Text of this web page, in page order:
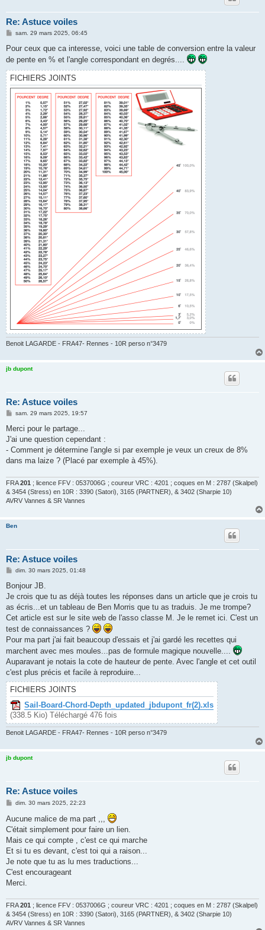
Re: Astuce voiles
M
s
a
e
sam. 29 mars 2025, 06:45
Pour ceux que ca interesse, voici une table de conversion entre la valeur
de pente en % et l'angle correspondant en degrés....
FICHIERS JOINTS
Benoit LAGARDE - FRA47- Rennes - 10R perso n°3479
jb dupont
Re: Astuce voiles
M
s
a
g
sam. 29 mars 2025, 19:57
Merci pour le partage...
J'ai une question cependant :
- Comment je détermine l'angle si par exemple je veux un creux de 8%
dans ma laize ? (Placé par exemple à 45%).
FRA201 ; licence FFV : 0537006G ; coureur VRC : 4201 ; coques en M : 2787 (Skalpel)
& 3454 (Stress) en 10R : 3390 (Satori), 3165 (PARTNER), & 3402 (Sharpie 10)
AVRV Vannes & SR Vannes
Ben
Re: Astuce voiles
M
s
a
g
dim. 30 mars 2025, 01:48
Bonjour JB.
Je crois que tu as déjà toutes les réponses dans un article que je crois tu
as écris...et un tableau de Ben Morris que tu as traduis. Je me trompe?
Cet article est sur le site web de l'asso classe M. Je le remet ici. C'est un
test de connaissances ?
Pour ma part j'ai fait beaucoup d'essais et j'ai gardé les recettes qui
marchent avec mes moules...pas de formule magique nouvelle....
Auparavant je notais la cote de hauteur de pente. Avec l'angle et cet outil
c'est plus précis et facile à reproduire...
FICHIERS JOINTS
Sail-Board-Chord-Depth_updated_jbdupont_fr(2).xls
(338.5 Kio) Téléchargé 476 fois
Benoit LAGARDE - FRA47- Rennes - 10R perso n°3479
jb dupont
Re: Astuce voiles
M
s
s
a
g
e
dim. 30 mars 2025, 22:23
Aucune malice de ma part ,,,
C'était simplement pour faire un lien.
Mais ce qui compte , c'est ce qui marche
Et si tu es devant, c'est toi qui a raison...
Je note que tu as lu mes traductions...
C'est encourageant
Merci.
FRA201 ; licence FFV : 0537006G ; coureur VRC : 4201 ; coques en M : 2787 (Skalpel)
& 3454 (Stress) en 10R : 3390 (Satori), 3165 (PARTNER), & 3402 (Sharpie 10)
AVRV Vannes & SR Vannes